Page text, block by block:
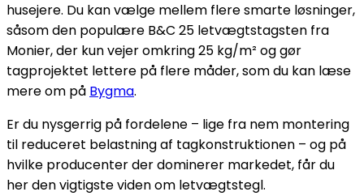
husejere. Du kan vælge mellem flere smarte løsninger,
såsom den populære B&C 25 letvægtstagsten fra
Monier, der kun vejer omkring 25 kg/m² og gør
tagprojektet lettere på flere måder, som du kan læse
mere om på Bygma.
Er du nysgerrig på fordelene – lige fra nem montering
til reduceret belastning af tagkonstruktionen – og på
hvilke producenter der dominerer markedet, får du
her den vigtigste viden om letvægtstegl.